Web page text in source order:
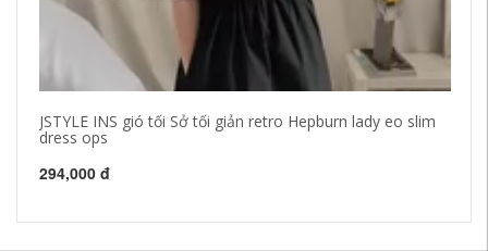
JSTYLE INS gió tối Sở tối giản retro Hepburn lady eo slim
dress ops
294,000 đ